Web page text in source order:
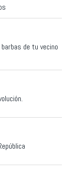
de tu vecino